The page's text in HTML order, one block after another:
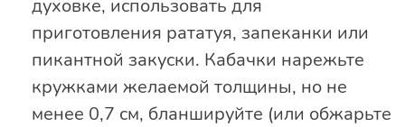
духовке, использовать для
приготовления рататуя, запеканки или
пикантной закуски. Кабачки нарежьте
кружками желаемой толщины, но не
менее 0,7 см, бланшируйте (или обжарьте